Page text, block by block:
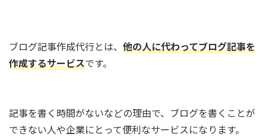
ブログ記事作成代行とは、 他の人に代わってブログ記事を
作成するサービスです。
記事を書く時間がないなどの理由で、ブログを書くことが
できない人や企業にとって便利なサービスになります。